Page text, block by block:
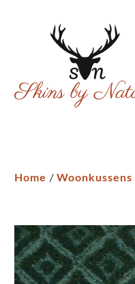
Home / Woonkussens